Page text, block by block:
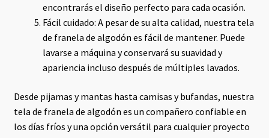
encontrarás el diseño perfecto para cada ocasión.
Fácil cuidado: A pesar de su alta calidad, nuestra tela
de franela de algodón es fácil de mantener. Puede
lavarse a máquina y conservará su suavidad y
apariencia incluso después de múltiples lavados.
Desde pijamas y mantas hasta camisas y bufandas, nuestra
tela de franela de algodón es un compañero confiable en
los días fríos y una opción versátil para cualquier proyecto